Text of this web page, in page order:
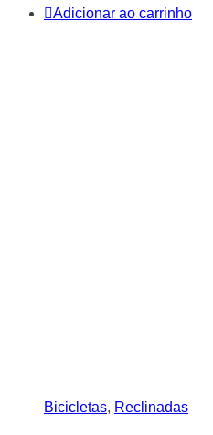
Adicionar ao carrinho
Bicicletas, Reclinadas